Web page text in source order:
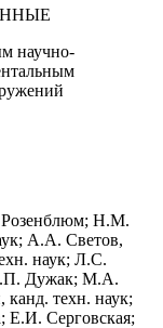
научно-
Розенблюм; Н.М.
А.А. Светов,
наук; Л.С.
Дужак; М.А.
техн. наук;
Сергoвская;